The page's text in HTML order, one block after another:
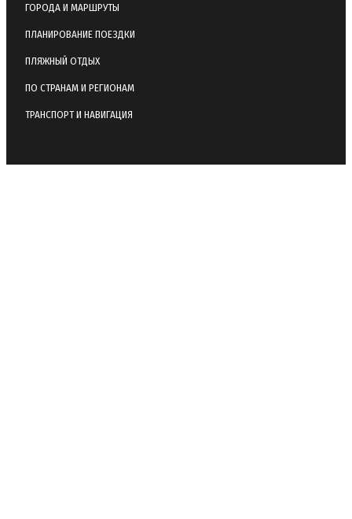
ГОРОДА И МАРШРУТЫ
ПЛАНИРОВАНИЕ ПОЕЗДКИ
ПЛЯЖНЫЙ ОТДЫХ
ПО СТРАНАМ И РЕГИОНАМ
ТРАНСПОРТ И НАВИГАЦИЯ